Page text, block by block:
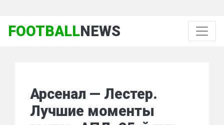
FOOTBALLNEWS
Арсенал — Лестер.
Лучшие моменты